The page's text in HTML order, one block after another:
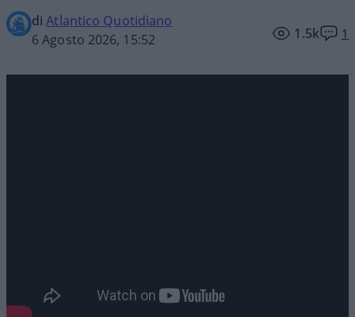
diAtlantico Quotidiano
6 Agosto 2026, 15:52
1.5k 1